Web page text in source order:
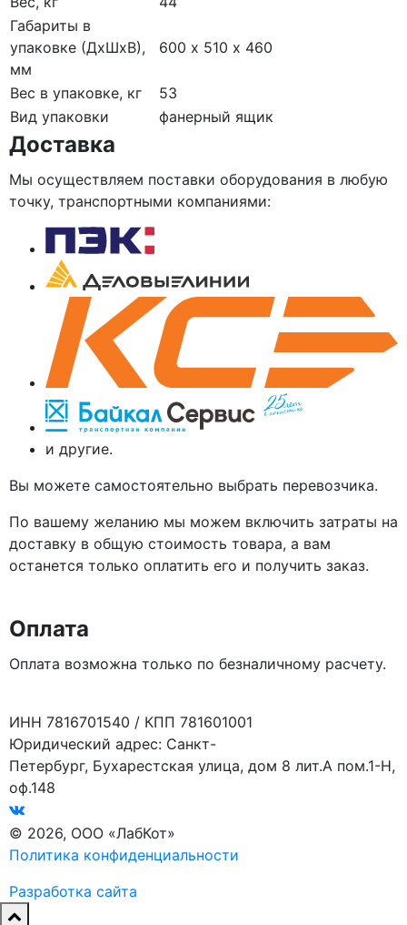
Габариты в
упаковке (ДхШхВ),
мм
600 х 510 х 460
Вес в упаковке, кг
53
Вид упаковки
фанерный ящик
Доставка
Мы осуществляем поставки оборудования в любую
точку, транспортными компаниями:
и другие.
Вы можете самостоятельно выбрать перевозчика.
По вашему желанию мы можем включить затраты на
доставку в общую стоимость товара, а вам
останется только оплатить его и получить заказ.
Оплата
Оплата возможна только по безналичному расчету.
ИНН 7816701540 / КПП 781601001
Юридический адрес: Санкт-
Петербург, Бухарестская улица, дом 8 лит.А пом.1-Н,
оф.148
© 2026, ООО «ЛабКот»
Политика конфиденциальности
Разработка сайта